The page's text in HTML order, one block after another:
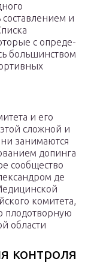
и
с опреде­
большинством
и его
сложной и
занимаются
допинга
сообщество
де
комитета,
плодотворную
области
контроля